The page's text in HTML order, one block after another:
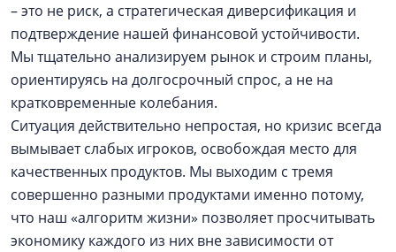
– это не риск, а стратегическая диверсификация и
подтверждение нашей финансовой устойчивости.
Мы тщательно анализируем рынок и строим планы,
ориентируясь на долгосрочный спрос, а не на
кратковременные колебания.
Ситуация действительно непростая, но кризис всегда
вымывает слабых игроков, освобождая место для
качественных продуктов. Мы выходим с тремя
совершенно разными продуктами именно потому,
что наш «алгоритм жизни» позволяет просчитывать
экономику каждого из них вне зависимости от